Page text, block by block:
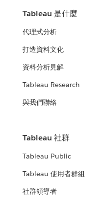
Tableau 是什麼
代理式分析
打造資料文化
資料分析見解
Tableau Research
與我們聯絡
Tableau 社群
Tableau Public
Tableau 使用者群組
社群領導者